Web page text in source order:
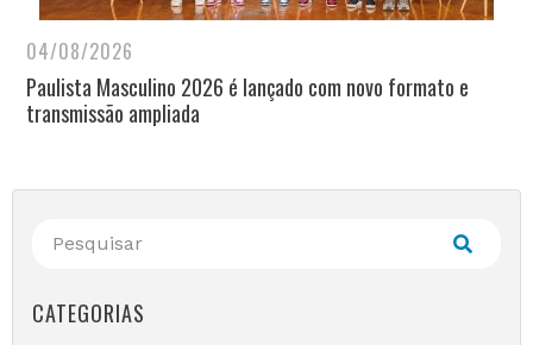
04/08/2026
Paulista Masculino 2026 é lançado com novo formato e
transmissão ampliada
CATEGORIAS